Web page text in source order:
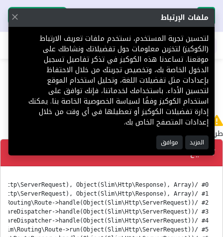
تحميل التطبيق تحميل التطبيق
اطلب عقارك
404 لا يوجد
طريق 'ar/Platform' غير معثور عليه.
تصحيح
ملفات الإرتباط
لتحسين تجربة المستخدم، نستخدم ملفات تعريف الارتباط
(الكوكيز) لتخزين معلومات حول تفضيلاتك ونشاطك على
موقعنا. تساعدنا هذه الكوكيز في تذكر تفاصيل تسجيل
الدخول الخاصة بك، وتخصيص تجربتك من خلال الاحتفاظ
بإعدادات مثل تفضيلات اللغة، وتحليل استخدام الموقع
لتحسين الأداء. باستخدامك لخدماتنا، فإنك توافق على
استخدام الكوكيز وفقًا لسياسة الخصوصية الخاصة بنا. يمكنك
إدارة تفضيلات الكوكيز أو تعطيلها في أي وقت من خلال
إعدادات المتصفح الخاص بك.
المزيد موافق